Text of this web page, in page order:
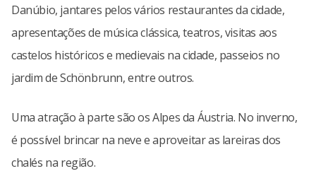
Danúbio, jantares pelos vários restaurantes da cidade,
apresentações de música clássica, teatros, visitas aos
castelos históricos e medievais na cidade, passeios no
jardim de Schönbrunn, entre outros.
Uma atração à parte são os Alpes da Áustria. No inverno,
é possível brincar na neve e aproveitar as lareiras dos
chalés na região.